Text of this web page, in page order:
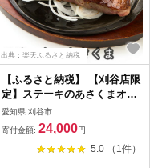
出典：楽天ふるさと納税
【ふるさと納税】 【刈谷店限
定】ステーキのあさくまオリ
ジナルお食事券B ／ あさくま
食事券 ステーキ レストラン
食事チケット サラダバー 食
べ放題 コーンスープ カレー
愛知県 刈谷市
寄付金額: 24,000円
5.0 （1件）